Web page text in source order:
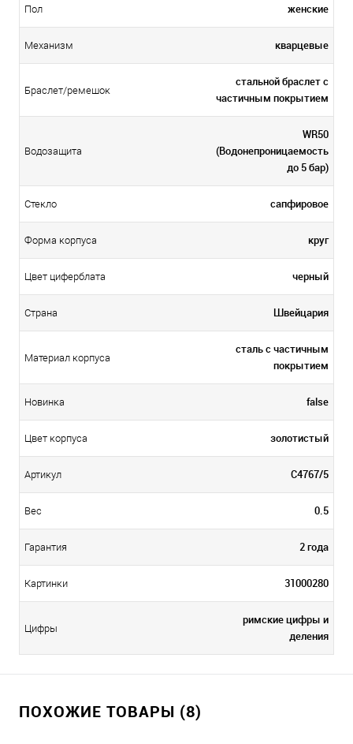
Пол женские
Механизм кварцевые
Браслет/ремешок
стальной браслет с
частичным покрытием
Водозащита
WR50
(Водонепроницаемость
до 5 бар)
Стекло сапфировое
Форма корпуса круг
Цвет циферблата черный
Страна Швейцария
Материал корпуса
сталь с частичным
покрытием
Новинка false
Цвет корпуса золотистый
Артикул C4767/5
Вес 0.5
Гарантия 2 года
Картинки 31000280
Цифры
римские цифры и
деления
ПОХОЖИЕ ТОВАРЫ (8)